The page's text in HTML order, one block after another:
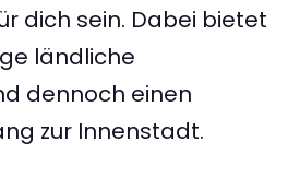
dich sein. Dabei bietet
ländliche
dennoch einen
zur Innenstadt.